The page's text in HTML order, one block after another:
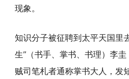
现象。
知识分子被征聘到太平天国里
生”（书手、掌书、书理）李
贼司笔札者通称掌书大人，发